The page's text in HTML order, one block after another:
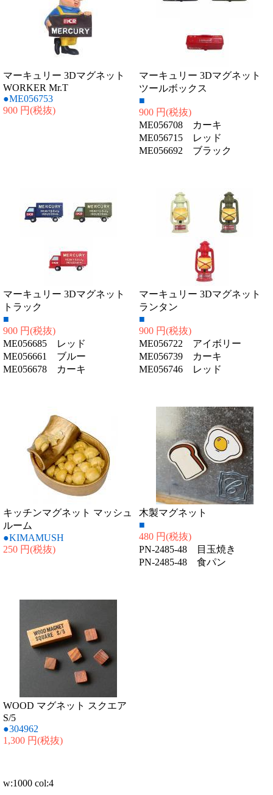
マーキュリー 3Dマグネット
WORKER Mr.T
●ME056753
900 円(税抜)
マーキュリー 3Dマグネット
ツールボックス
■
900 円(税抜)
ME056708 カーキ
ME056715 レッド
ME056692 ブラック
マーキュリー 3Dマグネット
トラック
■
900 円(税抜)
ME056685 レッド
ME056661 ブルー
ME056678 カーキ
マーキュリー 3Dマグネット
ランタン
■
900 円(税抜)
ME056722 アイボリー
ME056739 カーキ
ME056746 レッド
キッチンマグネット マッシュ
ルーム
●KIMAMUSH
250 円(税抜)
木製マグネット
■
480 円(税抜)
PN-2485-48 目玉焼き
PN-2485-48 食パン
WOOD マグネット スクエア
S/5
●304962
1,300 円(税抜)
w:1000 col:4